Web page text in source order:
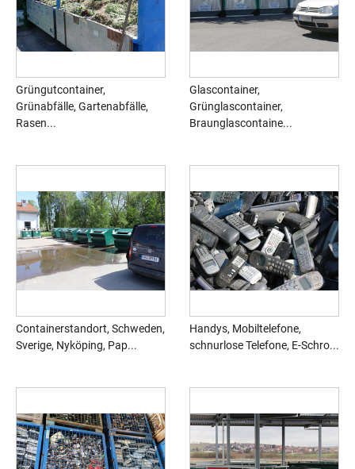
Grüngutcontainer,
Grünabfälle, Gartenabfälle,
Rasen...
Glascontainer,
Grünglascontainer,
Braunglascontaine...
Containerstandort, Schweden,
Sverige, Nyköping, Pap...
Handys, Mobiltelefone,
schnurlose Telefone, E-Schro...